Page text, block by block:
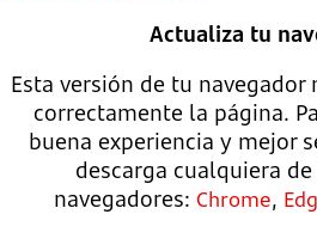
Actualiza tu
Esta versión de tu
correctamente la página.
buena experiencia y mejor
descarga cualquiera
navegadores: Chrome,